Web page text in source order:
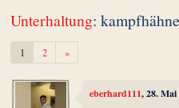
Unterhaltung:
1 2 »Weiter
eberhard111, 28. Mai